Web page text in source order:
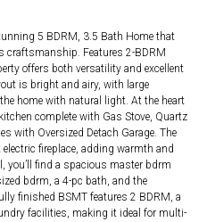
5 BDRM, 3.5 Bath Home that
craftsmanship. Features 2-BDRM
offers both versatility and excellent
is bright and airy, with large
home with natural light. At the heart
complete with Gas Stove, Quartz
with Oversized Detach Garage. The
fireplace, adding warmth and
you’ll find a spacious master bdrm
bdrm, a 4-pc bath, and the
finished BSMT features 2 BDRM, a
facilities, making it ideal for multi-